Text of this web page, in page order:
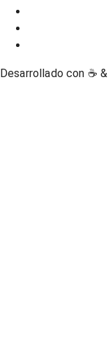
Desarrollado con ☕